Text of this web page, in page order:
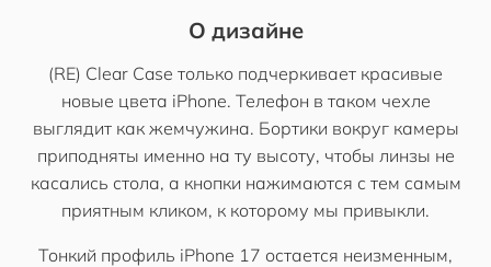
О дизайне
(RE) Clear Case только подчеркивает красивые
новые цвета iPhone. Телефон в таком чехле
выглядит как жемчужина. Бортики вокруг камеры
приподняты именно на ту высоту, чтобы линзы не
касались стола, а кнопки нажимаются с тем самым
приятным кликом, к которому мы привыкли.
Тонкий профиль iPhone 17 остается неизменным,